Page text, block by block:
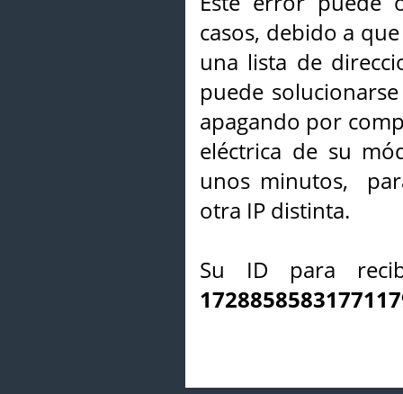
casos, debido a
una lista de
puede
apagando por
eléctrica de su
unos minutos,
otra IP distinta.
Su ID para